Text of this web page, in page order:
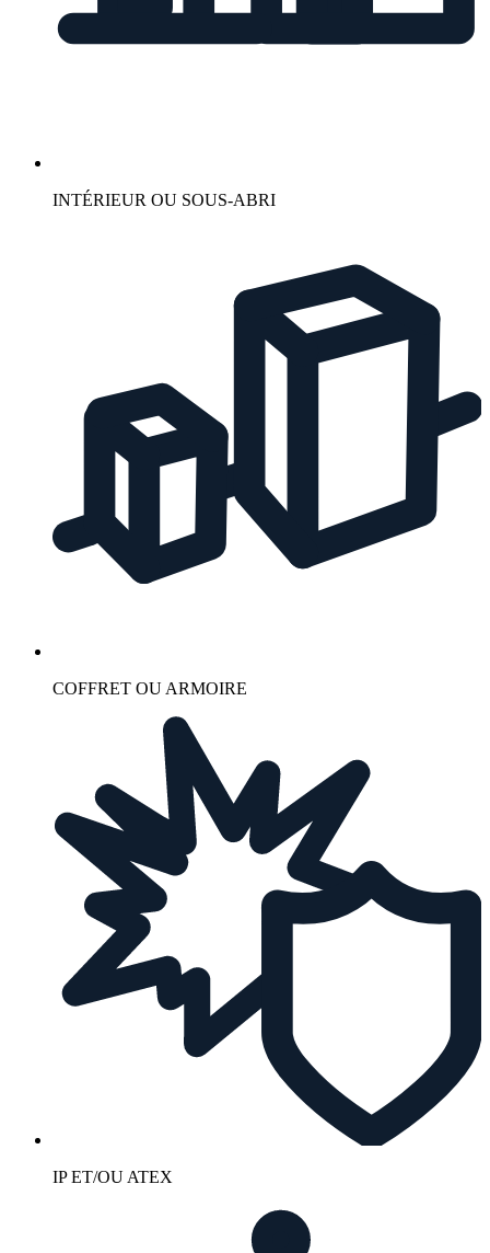
INTÉRIEUR OU SOUS-ABRI
COFFRET OU ARMOIRE
IP ET/OU ATEX